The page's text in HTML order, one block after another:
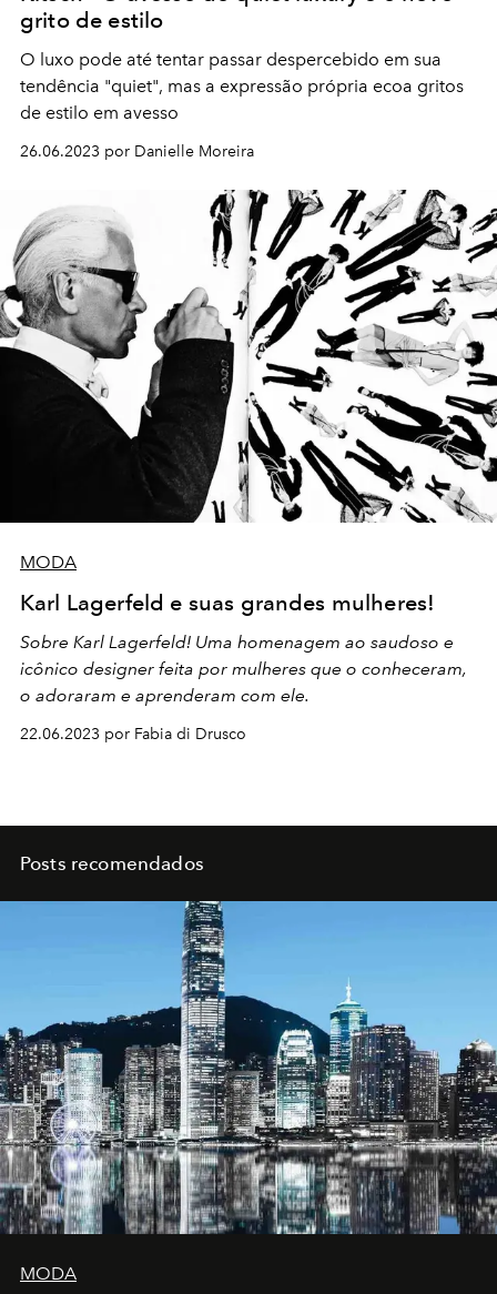
grito de estilo
O luxo pode até tentar passar despercebido em sua
tendência "quiet", mas a expressão própria ecoa gritos
de estilo em avesso
26.06.2023 por Danielle Moreira
MODA
Karl Lagerfeld e suas grandes mulheres!
Sobre Karl Lagerfeld! Uma homenagem ao saudoso e
icônico designer feita por mulheres que o conheceram,
o adoraram e aprenderam com ele.
22.06.2023 por Fabia di Drusco
Posts recomendados
MODA